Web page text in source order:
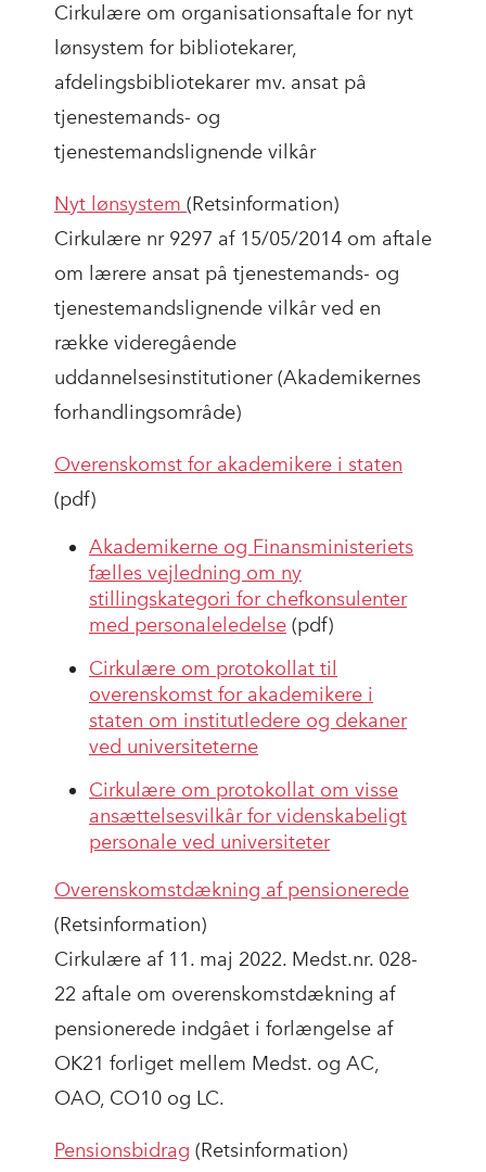
Cirkulære om organisationsaftale for nyt
lønsystem for bibliotekarer,
afdelingsbibliotekarer mv. ansat på
tjenestemands- og
tjenestemandslignende vilkår
Nyt lønsystem (Retsinformation)
Cirkulære nr 9297 af 15/05/2014 om aftale
om lærere ansat på tjenestemands- og
tjenestemandslignende vilkår ved en
række videregående
uddannelsesinstitutioner (Akademikernes
forhandlingsområde)
Overenskomst for akademikere i staten
(pdf)
Akademikerne og Finansministeriets
fælles vejledning om ny
stillingskategori for chefkonsulenter
med personaleledelse (pdf)
Cirkulære om protokollat til
overenskomst for akademikere i
staten om institutledere og dekaner
ved universiteterne
Cirkulære om protokollat om visse
ansættelsesvilkår for videnskabeligt
personale ved universiteter
Overenskomstdækning af pensionerede
(Retsinformation)
Cirkulære af 11. maj 2022. Medst.nr. 028-
22 aftale om overenskomstdækning af
pensionerede indgået i forlængelse af
OK21 forliget mellem Medst. og AC,
OAO, CO10 og LC.
Pensionsbidrag (Retsinformation)